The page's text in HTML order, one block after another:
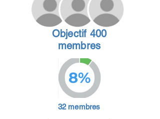
Objectif 400
membres
8%
32 membres